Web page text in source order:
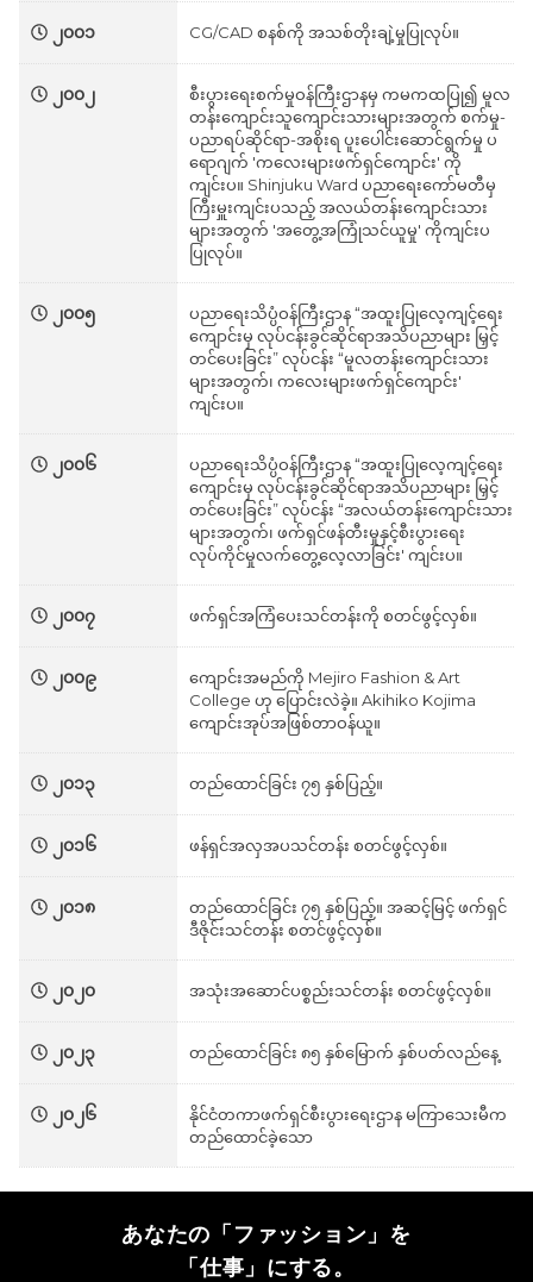
၂၀၀၁ CG/CAD စနစ်ကို အသစ်တိုးချဲ့မှုပြုလုပ်။
၂၀၀၂
စီးပွားရေးစက်မှုဝန်ကြီးဌာနမှ ကမကထပြု၍ မူလ
တန်းကျောင်းသူကျောင်းသားများအတွက် စက်မှု-
ပညာရပ်ဆိုင်ရာ-အစိုးရ ပူးပေါင်းဆောင်ရွက်မှု ပ
ရောဂျက် 'ကလေးများဖက်ရှင်ကျောင်း' ကို
ကျင်းပ။ Shinjuku Ward ပညာ‌ရေးကော်မတီမှ
ကြီးမှူးကျင်းပသည့် အလယ်တန်းကျောင်းသား
များအတွက် 'အတွေ့အကြုံသင်ယူမှု' ကိုကျင်းပ
ပြုလုပ်။
၂၀၀၅
ပညာရေးသိပ္ပံဝန်ကြီးဌာန “အထူးပြုလေ့ကျင့်ရေး
ကျောင်းမှ လုပ်ငန်းခွင်ဆိုင်ရာအသိပညာများ မြှင့်
တင်ပေးခြင်း” လုပ်ငန်း “မူလတန်းကျောင်းသား
များအတွက်၊ ကလေးများဖက်ရှင်ကျောင်း'
ကျင်းပ။
၂၀၀၆
ပညာရေးသိပ္ပံဝန်ကြီးဌာန “အထူးပြုလေ့ကျင့်ရေး
ကျောင်းမှ လုပ်ငန်းခွင်ဆိုင်ရာအသိပညာများ မြှင့်
တင်ပေးခြင်း” လုပ်ငန်း “အလယ်တန်းကျောင်းသား
များအတွက်၊ ဖက်ရှင်ဖန်တီးမှုနှင့်စီးပွားရေး
လုပ်ကိုင်မှုလက်တွေ့လေ့လာခြင်း' ကျင်းပ။
၂၀၀၇ ဖက်ရှင်အကြံပေးသင်တန်းကို စတင်ဖွင့်လှစ်။
၂၀၀၉
ကျောင်းအမည်ကို Mejiro Fashion & Art
College ဟု ပြောင်းလဲခဲ့။ Akihiko Kojima
ကျောင်းအုပ်အဖြစ်တာဝန်ယူ။
၂၀၁၃ တည်ထောင်ခြင်း ၇၅ နှစ်ပြည့်။
၂၀၁၆ ဖန်ရှင်အလှအပသင်တန်း စတင်ဖွင့်လှစ်။
၂၀၁၈
တည်ထောင်ခြင်း ၇၅ နှစ်ပြည့်။ အဆင့်မြင့် ဖက်ရှင်
ဒီဇိုင်းသင်တန်း စတင်ဖွင့်လှစ်။
၂၀၂၀ အသုံးအဆောင်ပစ္စည်းသင်တန်း စတင်ဖွင့်လှစ်။
၂၀၂၃ တည်ထောင်ခြင်း ၈၅ နှစ်မြောက် နှစ်ပတ်လည်နေ့
၂၀၂၆
နိုင်ငံတကာဖက်ရှင်စီးပွားရေးဌာန မကြာသေးမီက
တည်ထောင်ခဲ့သော
あなたの「ファッション」を
「仕事」にする。